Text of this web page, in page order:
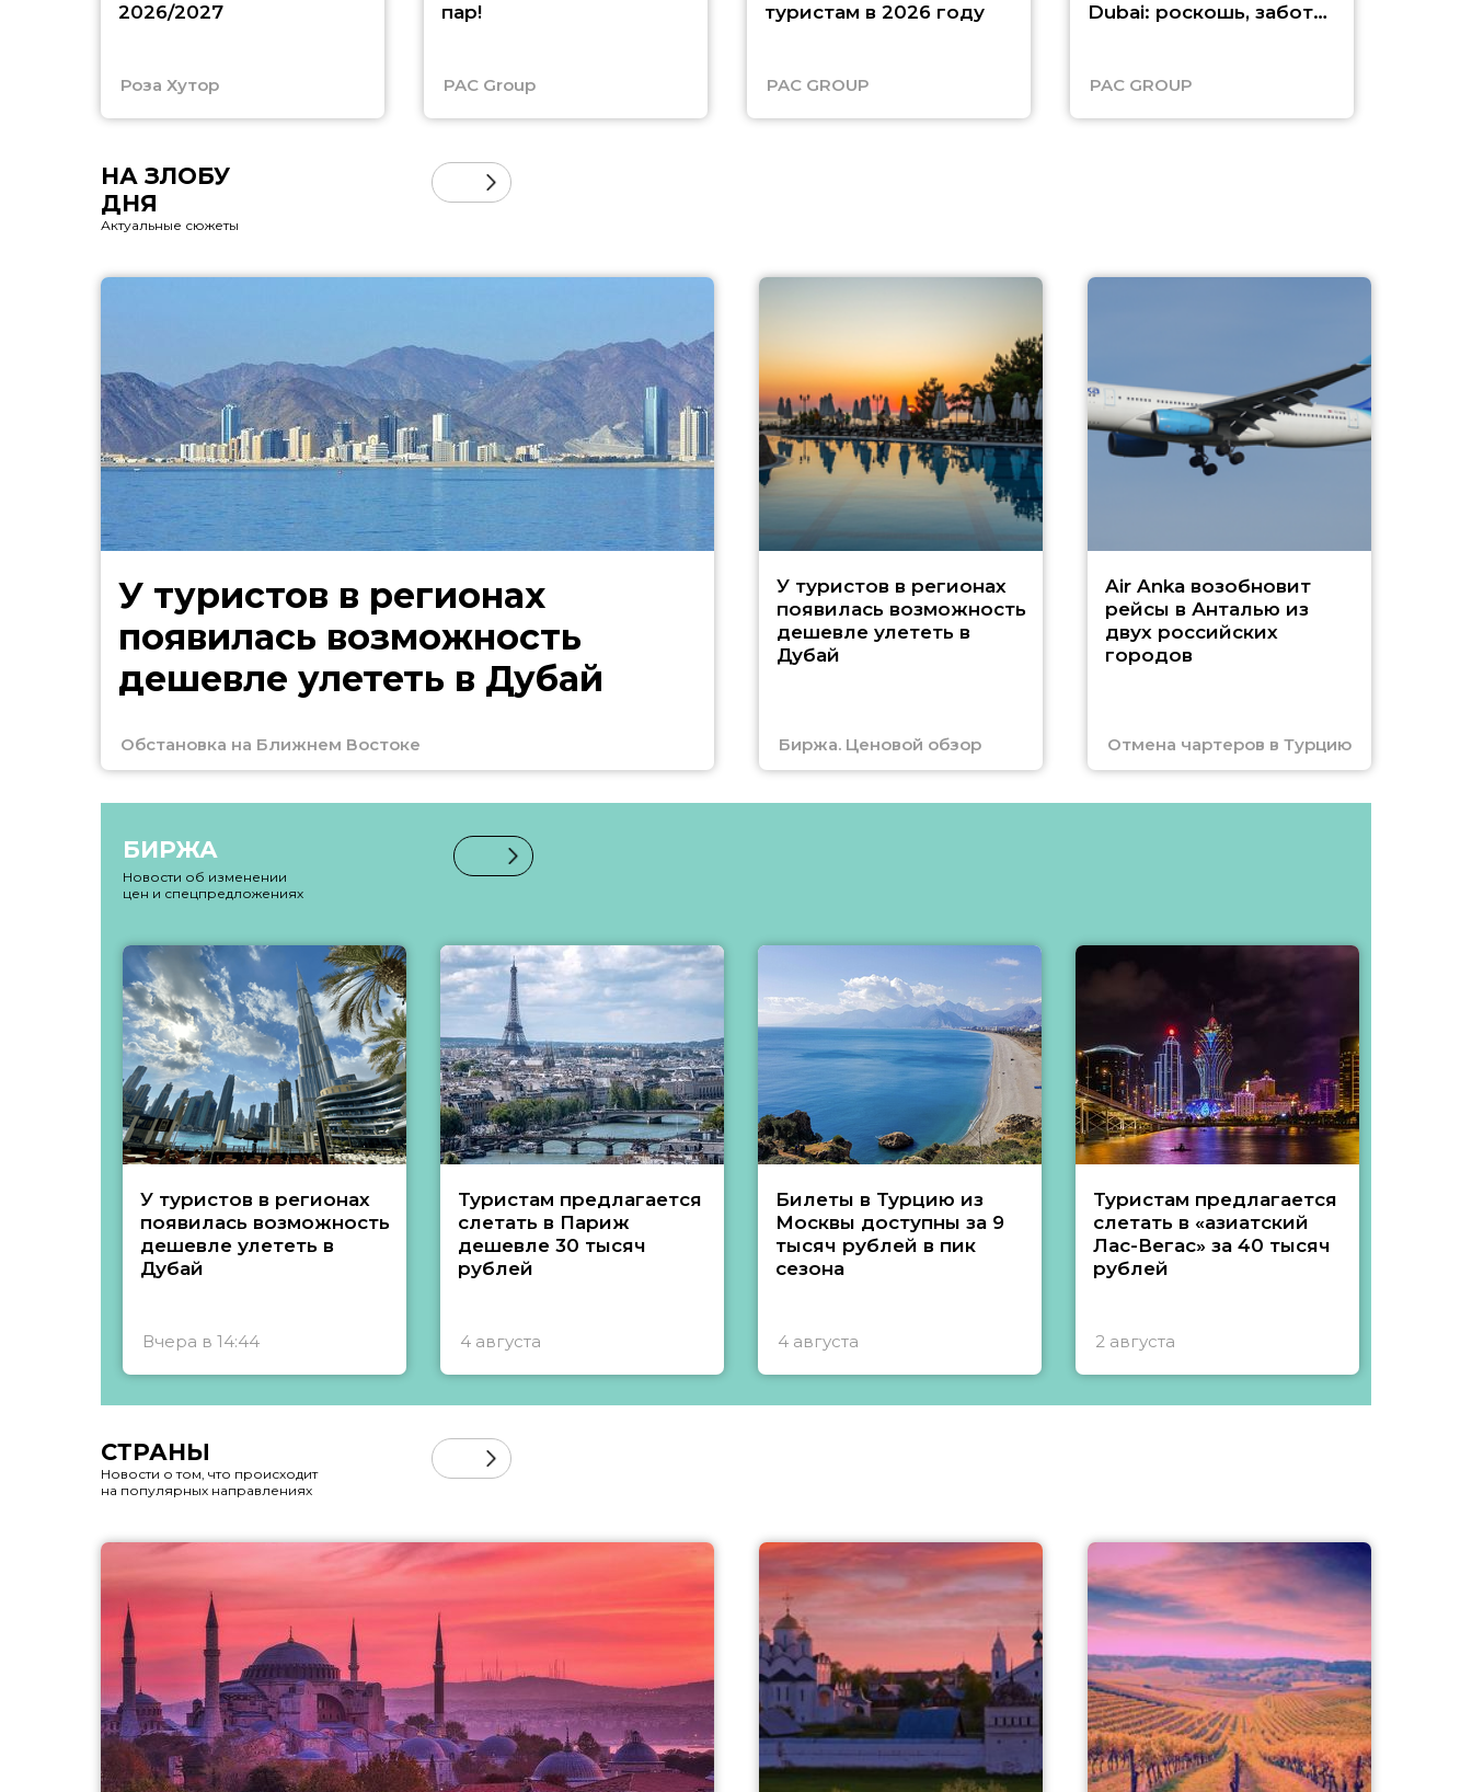
2026/2027
Роза Хутор
пар!
PAC Group
туристам в 2026 году
PAC GROUP
Dubai: роскошь, забота
PAC GROUP
НА ЗЛОБУ
ДНЯ
Актуальные сюжеты
У туристов в регионах
появилась возможность
дешевле улететь в Дубай
Обстановка на Ближнем Востоке
У туристов в регионах
появилась возможность
дешевле улететь в
Дубай
Биржа. Ценовой обзор
Air Anka возобновит
рейсы в Анталью из
двух российских
городов
Отмена чартеров в Турцию
БИРЖА
Новости об изменении
цен и спецпредложениях
У туристов в регионах
появилась возможность
дешевле улететь в
Дубай
Вчера в 14:44
Туристам предлагается
слетать в Париж
дешевле 30 тысяч
рублей
4 августа
Билеты в Турцию из
Москвы доступны за 9
тысяч рублей в пик
сезона
4 августа
Туристам предлагается
слетать в «азиатский
Лас-Вегас» за 40 тысяч
рублей
2 августа
СТРАНЫ
Новости о том, что происходит
на популярных направлениях